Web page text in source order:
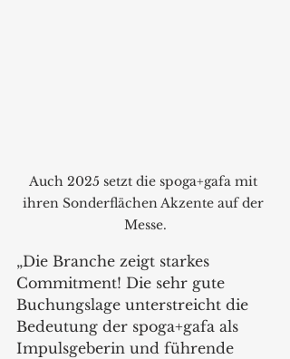
Auch 2025 setzt die spoga+gafa mit
ihren Sonderflächen Akzente auf der
Messe.
„Die Branche zeigt starkes
Commitment! Die sehr gute
Buchungslage unterstreicht die
Bedeutung der spoga+gafa als
Impulsgeberin und führende